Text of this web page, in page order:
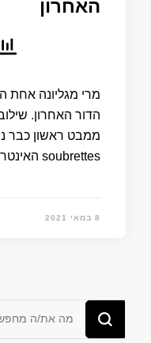
האחרון
מרי מגליונה אחת
הדור האחרון.
ממבט ראשון כבר
soubrettes האינטרנט.היא …
8 במאי 2021
מחפש/ת
משהו?